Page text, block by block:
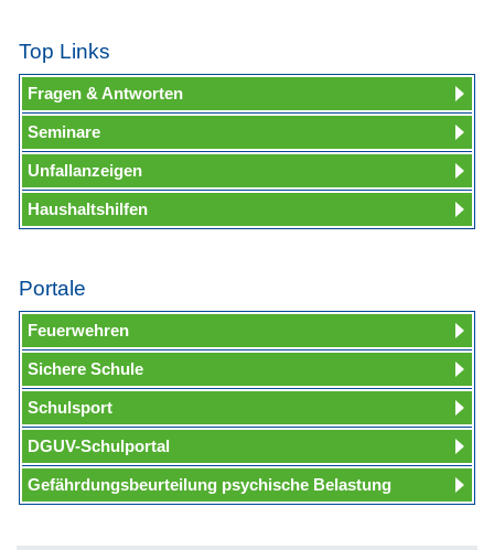
Top Links
Fragen & Antworten
Seminare
Unfallanzeigen
Haushaltshilfen
Portale
Feuerwehren
Sichere Schule
Schulsport
DGUV-Schulportal
Gefährdungsbeurteilung psychische Belastung